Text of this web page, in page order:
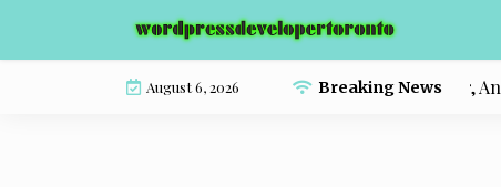
August 6, 2026 Breaking News
Fenomena Ramalan Kembali Populer, Antara